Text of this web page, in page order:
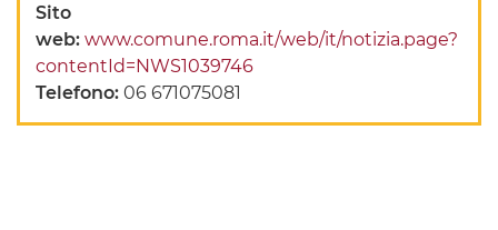
Sito
web:www.comune.roma.it/web/it/notizia.page?
contentId=NWS1039746
Telefono:06 671075081